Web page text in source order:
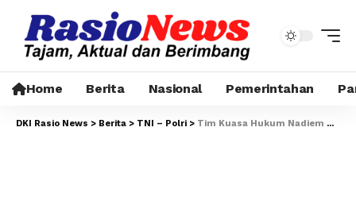
Home Berita Nasional Pemerintahan
DKI Rasio News > Berita > TNI – Polri > Tim Kuasa Hukum Nadiem Makarim Laporkan Dugaan Pelanggaran Etik Hakim ke Komisi Yudisial